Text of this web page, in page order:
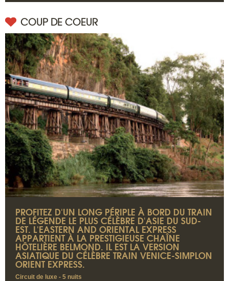
COUP DE COEUR
PROFITEZ D'UN LONG PÉRIPLE À BORD DU TRAIN
DE LÉGENDE LE PLUS CÉLÈBRE D'ASIE DU SUD-
EST. L'EASTERN AND ORIENTAL EXPRESS
APPARTIENT À LA PRESTIGIEUSE CHAÎNE
HÔTELIÈRE BELMOND. IL EST LA VERSION
ASIATIQUE DU CÉLÈBRE TRAIN VENICE-SIMPLON
ORIENT EXPRESS.
Circuit de luxe - 5 nuits